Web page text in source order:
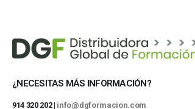
¿NECESITAS MÁS INFORMACIÓN?
914 320 202 | info@dgformacion.com